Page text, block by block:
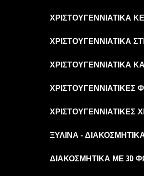
ΧΡΙΣΤΟΥΓΕΝΝΙΆΤΙΚΑ
ΧΡΙΣΤΟΥΓΕΝΝΙΆΤΙΚΑ
ΧΡΙΣΤΟΥΓΕΝΝΙΆΤΙΚΑ
ΧΡΙΣΤΟΥΓΕΝΝΙΆΤΙΚΕΣ
ΧΡΙΣΤΟΥΓΕΝΝΙΆΤΙΚΕΣ
ΞΎΛΙΝΑ -
ΔΙΑΚΟΣΜΗΤΙΚΆ ΜΕ 3D